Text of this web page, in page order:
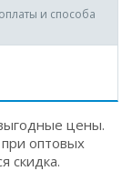
и способа
цены.
оптовых
скидка.